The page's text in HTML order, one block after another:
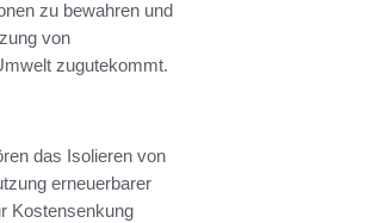
zu bewahren und
von
zugutekommt.
das Isolieren von
erneuerbarer
Kostensenkung